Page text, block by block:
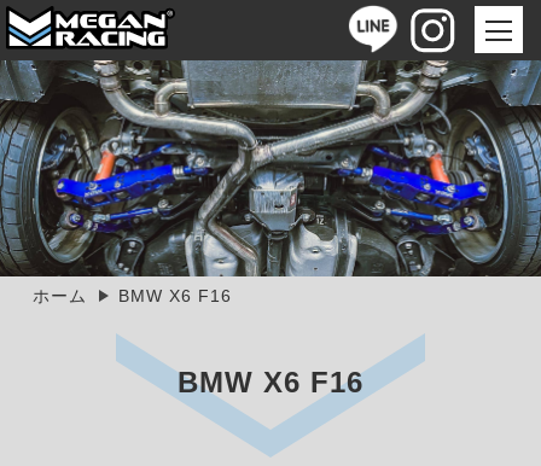
ホーム BMW X6 F16
BMW X6 F16